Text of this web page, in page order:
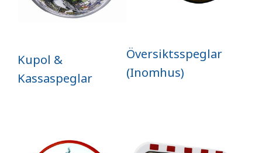
Kupol &
Kassaspeglar
Översiktsspeglar
(Inomhus)